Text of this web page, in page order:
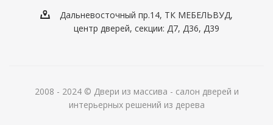
Дальневосточный пр.14, ТК МЕБЕЛЬВУД,
центр дверей, секции: Д7, Д36, Д39
2008 - 2024 © Двери из массива - салон дверей и
интерьерных решений из дерева